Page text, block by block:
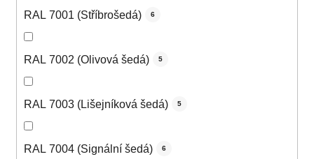
RAL 7001 (Stříbrošedá) 6
RAL 7002 (Olivová šedá) 5
RAL 7003 (Lišejníková šedá) 5
RAL 7004 (Signální šedá) 6